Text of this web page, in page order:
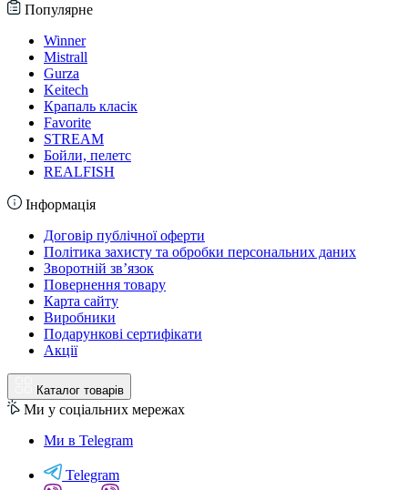
Популярне
Winner
Mistrall
Gurza
Keitech
Крапаль класік
Favorite
STREAM
Бойли, пелетс
REALFISH
Інформація
Договір публічної оферти
Політика захисту та обробки персональних даних
Зворотній зв’язок
Повернення товару
Карта сайту
Виробники
Подарункові сертифікати
Акції
Каталог товарів
Ми у соціальних мережах
Ми в Telegram
Telegram